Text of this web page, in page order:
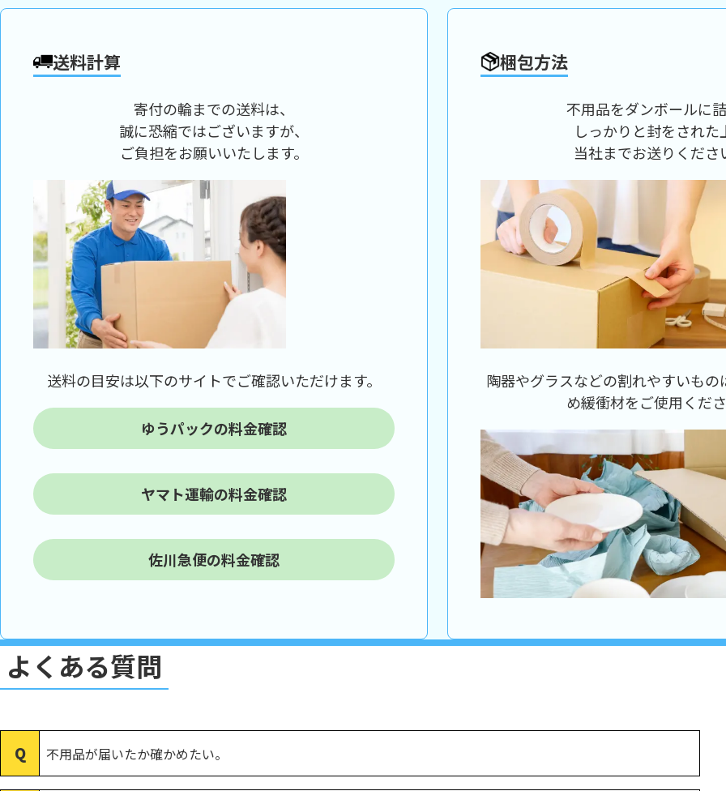
送料計算
寄付の輪までの送料は、
誠に恐縮ではございますが、
ご負担をお願いいたします。
送料の目安は以下のサイトでご確認いただけます。
ゆうパックの料金確認
ヤマト運輸の料金確認
佐川急便の料金確認
梱包方法
不用品をダンボールに
しっかりと封をされた
当社までお送りくださ
陶器やグラスなどの割れやすいも
め緩衝材をご使用くだ
よくある質問
不用品が届いたか確かめたい。